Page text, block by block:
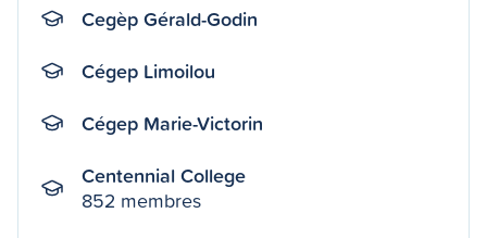
Cegèp Gérald-Godin
Cégep Limoilou
Cégep Marie-Victorin
Centennial College
852 membres